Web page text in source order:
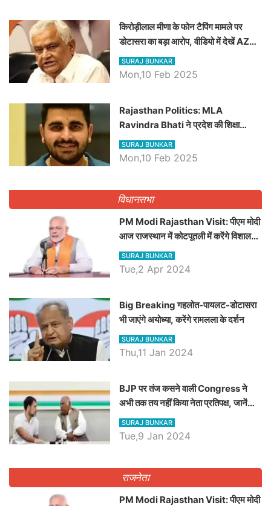
किरोड़ीलाल मीणा के फोन टैपिंग मामले पर
डोटासरा का बड़ा आरोप, वीडियो में देखें AZ
बड़ी खबरें
SURAJ BUNKAR
Mon,10 Feb 2025
Rajasthan Politics: MLA
Ravindra Bhati ने प्रदेश की शिक्षा
व्यवस्था पर उठाए सवाल, Madan
Dilawar पर हमला करते हुए गिनवाये खाली
SURAJ BUNKAR
Mon,10 Feb 2025
विधानसभा
PM Modi Rajasthan Visit: पीएम मोदी
आज राजस्थान में कोटपूतली में करेंगे विशाल
रैली, एक सभा से 8 सीटों पर साधेगें निशाना
SURAJ BUNKAR
Tue,2 Apr 2024
Big Breaking गहलोत-पायलट-डोटासरा
भी जाएंगे अयोध्या, करेंगे रामलला के दर्शन
SURAJ BUNKAR
Thu,11 Jan 2024
BJP पर तंज कसने वाली Congress ने
अभी तक तय नहीं किया नेता प्रतिपक्ष, जानें
कौन होगा दावेदार
SURAJ BUNKAR
Tue,9 Jan 2024
राजनेता
PM Modi Rajasthan Visit: पीएम मोदी